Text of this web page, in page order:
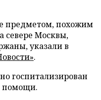
предметом, похожим
севере Москвы,
указали в
.
госпитализирован
помощи.